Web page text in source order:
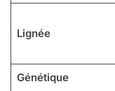
Lignée
Génétique